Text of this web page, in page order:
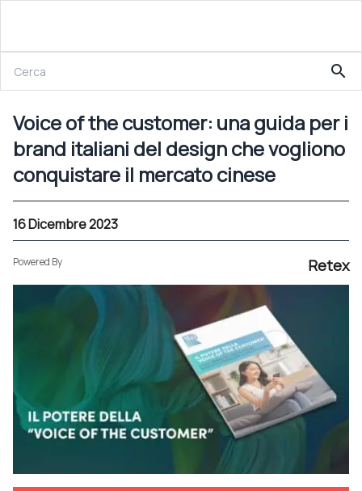
Voice of the customer: una guida per i brand italiani del design che vogliono conquistare il mercato cinese
search
Voice of the customer: una guida per i
brand italiani del design che vogliono
conquistare il mercato cinese
16 Dicembre 2023
Powered By Retex